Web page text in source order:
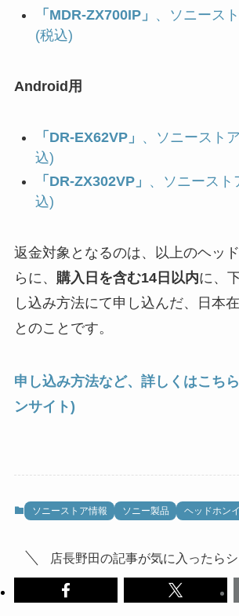
「MDR-ZX700IP」 、ソニース
(税込)
Android用
「DR-EX62VP」 、ソニースト
込)
「DR-ZX302VP」 、ソニースト
込)
返金対象となるのは、以上のヘッ
らに、 購入日を含む14日以内に、
し込み方法にて申し込んだ、日本
とのことです。
申し込み方法など、詳しくはこち
ンサイト)
ソニーストア情報 ソニー製品 ヘッドホン
店長野田の記事が気に入ったら